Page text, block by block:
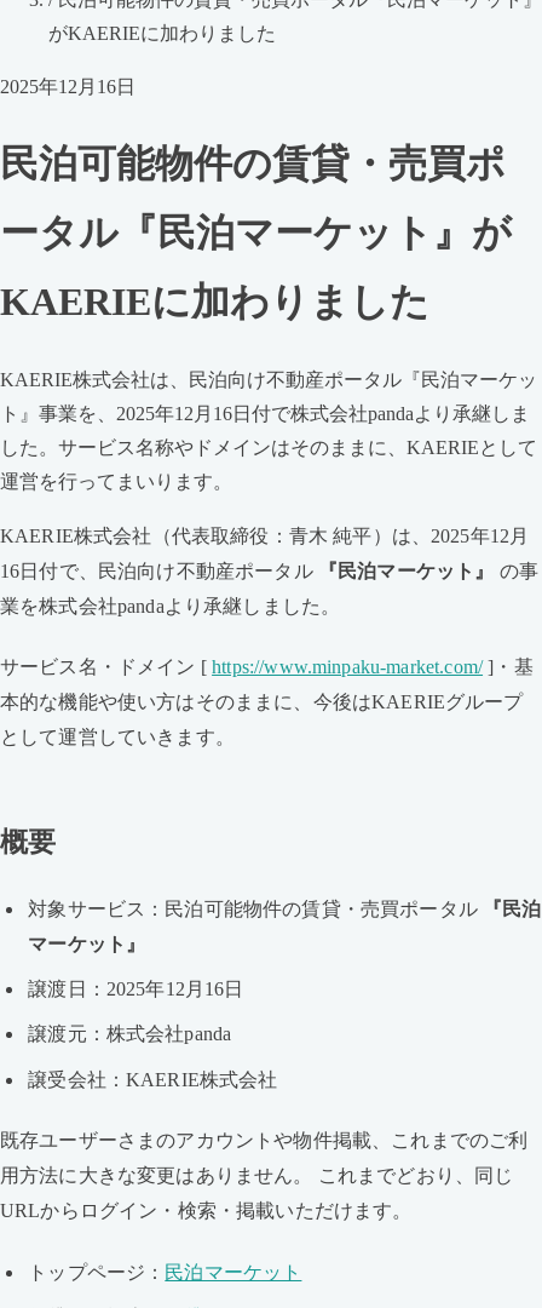
がKAERIEに加わりました
2025年12月16日
民泊可能物件の賃貸・売買ポ
ータル『民泊マーケット』が
KAERIEに加わりました
KAERIE株式会社は、民泊向け不動産ポータル『民泊マーケッ
ト』事業を、2025年12月16日付で株式会社pandaより承継しま
した。サービス名称やドメインはそのままに、KAERIEとして
運営を行ってまいります。
KAERIE株式会社（代表取締役：青木 純平）は、2025年12月
16日付で、民泊向け不動産ポータル
『民泊マーケット』
の事
業を株式会社pandaより承継しました。
サービス名・ドメイン [https://www.minpaku-market.com/]・基
本的な機能や使い方はそのままに、今後はKAERIEグループ
として運営していきます。
概要
対象サービス：民泊可能物件の賃貸・売買ポータル
『民泊
マーケット』
譲渡日：2025年12月16日
譲渡元：株式会社panda
譲受会社：KAERIE株式会社
既存ユーザーさまのアカウントや物件掲載、これまでのご利
用方法に大きな変更はありません。 これまでどおり、同じ
URLからログイン・検索・掲載いただけます。
トップページ： 民泊マーケット